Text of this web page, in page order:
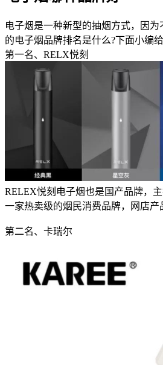
电子烟是一种新型的抽烟方式，因
的电子烟品牌排名是什么?下面小编
第一名、RELX悦刻
RELEX悦刻电子烟也是国产品牌，
一家热卖级的烟民消费品牌，网店产
第二名、卡瑞尔